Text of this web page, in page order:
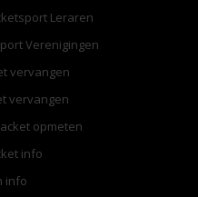
Leraren
Verenigingen
vervangen
vervangen
opmeten
info
info